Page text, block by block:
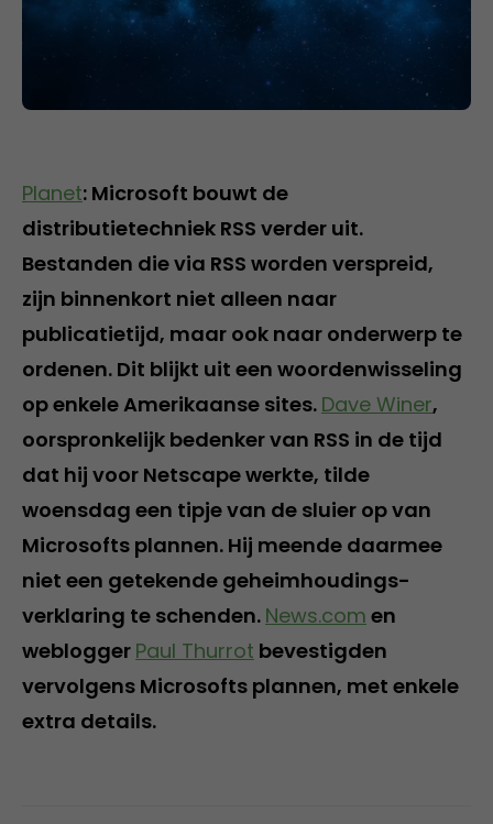
Planet: Microsoft bouwt de
distributietechniek RSS verder uit.
Bestanden die via RSS worden verspreid,
zijn binnenkort niet alleen naar
publicatietijd, maar ook naar onderwerp te
ordenen. Dit blijkt uit een woordenwisseling
op enkele Amerikaanse sites. Dave Winer,
oorspronkelijk bedenker van RSS in de tijd
dat hij voor Netscape werkte, tilde
woensdag een tipje van de sluier op van
Microsofts plannen. Hij meende daarmee
niet een getekende geheimhoudings-
verklaring te schenden. News.com en
weblogger Paul Thurrot bevestigden
vervolgens Microsofts plannen, met enkele
extra details.